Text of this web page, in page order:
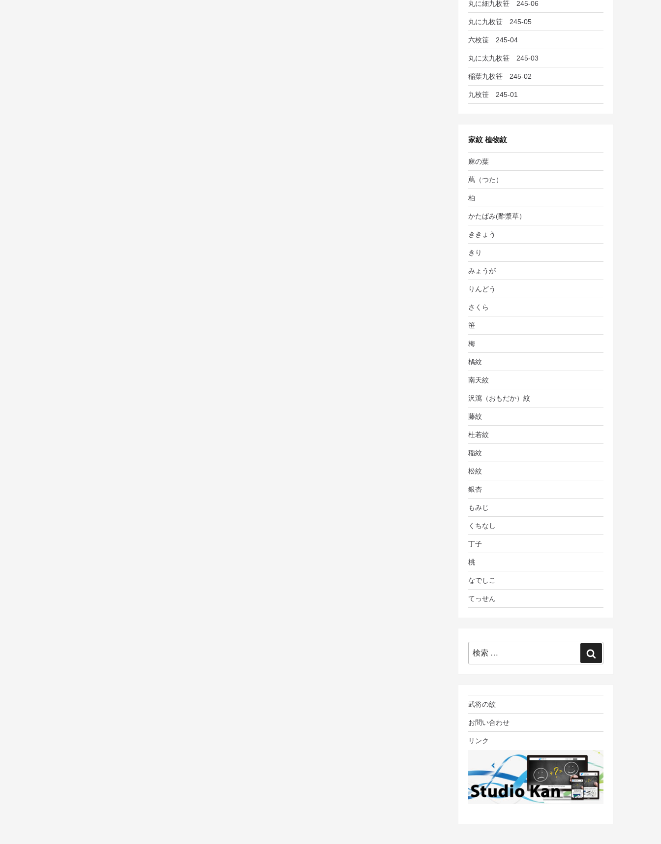
丸に細九枚笹 245-06
丸に九枚笹 245-05
六枚笹 245-04
丸に太九枚笹 245-03
稲葉九枚笹 245-02
九枚笹 245-01
家紋 植物紋
麻の葉
蔦（つた）
柏
かたばみ(酢漿草）
ききょう
きり
みょうが
りんどう
さくら
笹
梅
橘紋
南天紋
沢瀉（おもだか）紋
藤紋
杜若紋
稲紋
松紋
銀杏
もみじ
くちなし
丁子
桃
なでしこ
てっせん
索:
索
武将の紋
お問い合わせ
リンク